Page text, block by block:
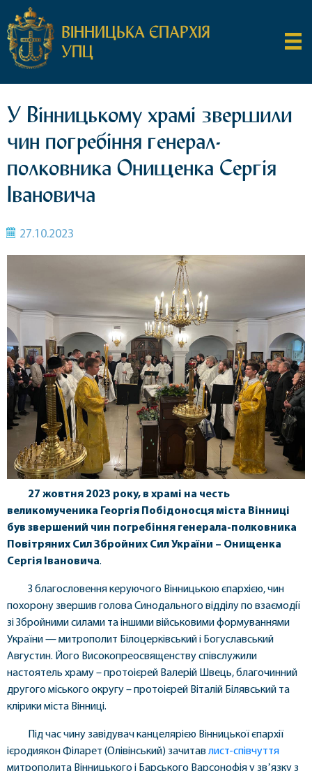
ВІННИЦЬКА ЄПАРХІЯ
УПЦ
У Вінницькому храмі звершили
чин погребіння генерал-
полковника Онищенка Сергія
Івановича
27.10.2023
27 жовтня 2023 року, в храмі на честь
великомученика Георгія Побідоносця міста Вінниці
був звершений чин погребіння генерала-полковника
Повітряних Сил Збройних Сил України – Онищенка
Сергія Івановича.
З благословення керуючого Вінницькою єпархією, чин
похорону звершив голова Синодального відділу по взаємодії
зі Збройними силами та іншими військовими формуваннями
України — митрополит Білоцерківський і Богуславський
Августин. Його Високопреосвященству співслужили
настоятель храму – протоієрей Валерій Швець, благочинний
другого міського округу – протоієрей Віталій Білявський та
клірики міста Вінниці.
Під час чину завідувач канцелярією Вінницької єпархії
ієродиякон Філарет (Олівінський) зачитав лист-співчуття
митрополита Вінницького і Барського Варсонофія у звʼязку з